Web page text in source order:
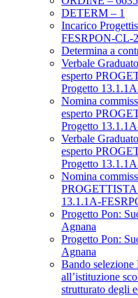
DETERM – 1
Incarico
FESRPON-CL-
Determina a
Verbale
esperto
Progetto
Nomina
esperto
Progetto
Verbale
esperto
Progetto
Nomina
PROGETTISTA
13.1.1A-
Progetto Pon:
Agnana
Progetto Pon:
Agnana
Bando
all’istituzione
strutturato degli